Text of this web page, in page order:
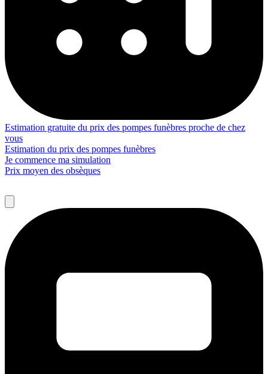
Estimation gratuite du prix des pompes funèbres proche de chez
vous
Estimation du prix des pompes funèbres
Je commence ma simulation
Prix moyen des obsèques